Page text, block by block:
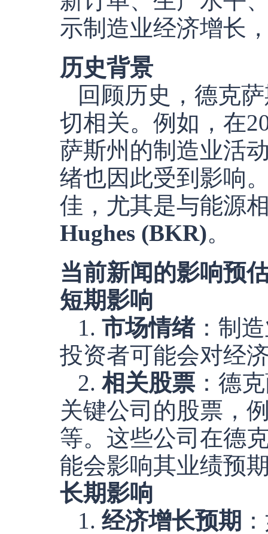
示制造业经济增长
历史背景
回顾历史，德克
切相关。例如，在
萨斯州的制造业活
绪也因此受到影响
佳，尤其是与能源
Hughes (BKR)。
当前新闻的影响预
短期影响
1. 市场情绪：制
投资者可能会对经
2.相关股票 ：德
关键公司的股票，
等。这些公司在德
能会影响其业绩预
长期影响
1. 经济增长预期